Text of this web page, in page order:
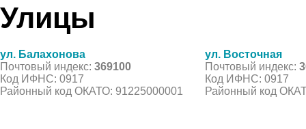
Улицы
ул. Балахонова
Почтовый индекс: 369100
Код ИФНС: 0917
Районный код ОКАТО: 91225000001
ул. Восточная
Почтовый индекс:
Код ИФНС: 0917
Районный код